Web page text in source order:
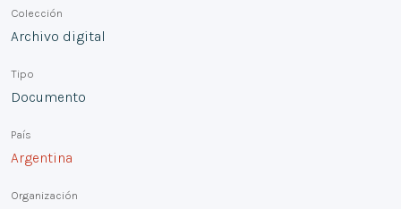
Colección
Archivo digital
Tipo
Documento
País
Argentina
Organización